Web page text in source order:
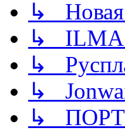
↳ Новая
↳ ILMA
↳
↳
↳